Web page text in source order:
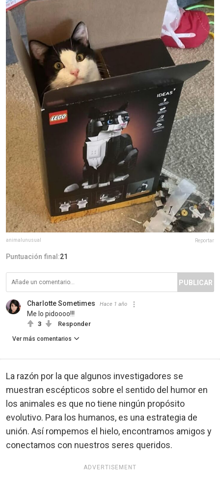
animalunusual Reportar
Puntuación final:21
PUBLICAR
Charlotte Sometimes Hace 1 año
Me lo pidoooo!!!
3 Responder
Ver más comentarios
La razón por la que algunos investigadores se
muestran escépticos sobre el sentido del humor en
los animales es que no tiene ningún propósito
evolutivo. Para los humanos, es una estrategia de
unión. Así rompemos el hielo, encontramos amigos y
conectamos con nuestros seres queridos.
ADVERTISEMENT